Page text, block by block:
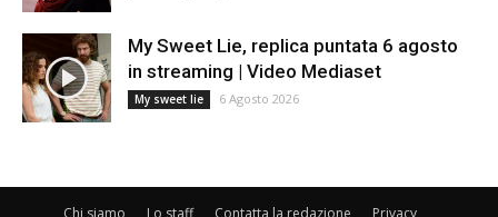
My Sweet Lie, replica puntata 6 agosto
in streaming | Video Mediaset
My sweet lie 6 Agosto 2026